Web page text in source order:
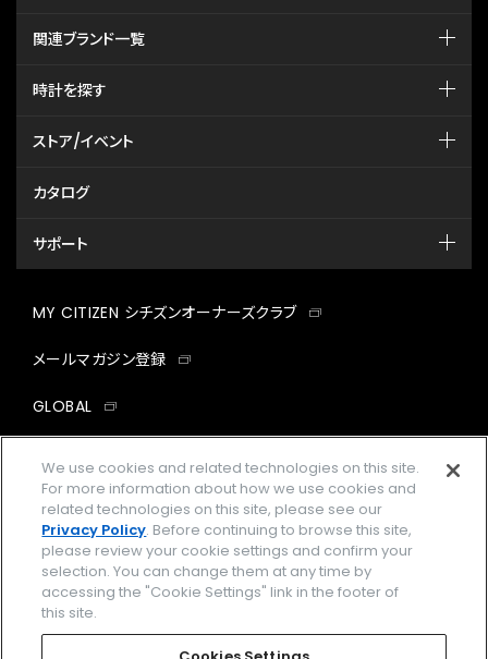
関連ブランド一覧
時計を探す
ストア/イベント
カタログ
サポート
MY CITIZEN シチズンオーナーズクラブ
メールマガジン登録
GLOBAL
facebookinstagramtwitter
企業情報 ご利用規約
プライバシーポリシー Cookies Settings
We use cookies and related technologies on this site.
For more information about how we use cookies and
related technologies on this site, please see our
Privacy Policy. Before continuing to browse this site,
please review your cookie settings and confirm your
selection. You can change them at any time by
accessing the "Cookie Settings" link in the footer of
this site.